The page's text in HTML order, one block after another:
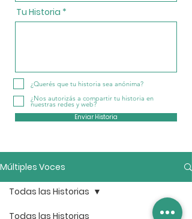
Tu Historia
¿Querés que tu historia sea anónima?
¿Nos autorizás a compartir tu historia en
nuestras redes y web?
Enviar Historia
Múltiples Voces
Todas las Historias
Todas las Historias